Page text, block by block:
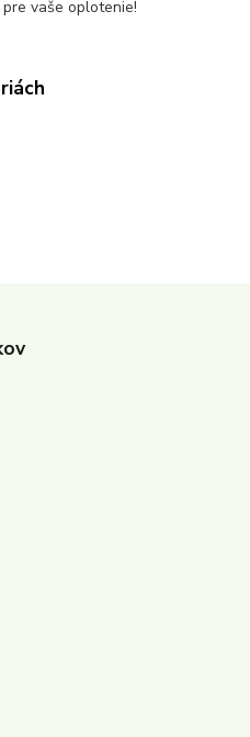
vaše oplotenie!